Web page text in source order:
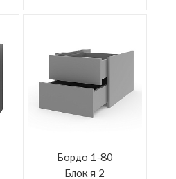
Бордо 1-80
Блок я 2